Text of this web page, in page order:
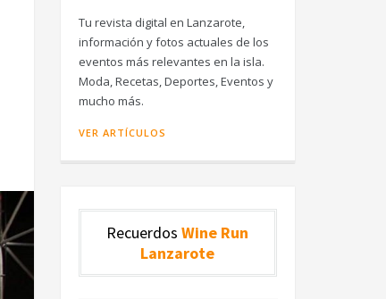
Tu revista digital en Lanzarote,
información y fotos actuales de los
eventos más relevantes en la isla.
Moda, Recetas, Deportes, Eventos y
mucho más.
VER ARTÍCULOS
Recuerdos Wine Run
Lanzarote